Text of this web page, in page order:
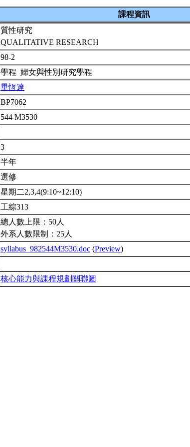
課程資訊
質性研究
QUALITATIVE RESEARCH
98-2
學程 婦女與性別研究學程
畢恆達
BP7062
544 M3530
3
半年
選修
星期二2,3,4(9:10~12:10)
工綜313
總人數上限：50人
外系人數限制：25人
syllabus_982544M3530.doc (Preview)
核心能力與課程規劃關聯圖